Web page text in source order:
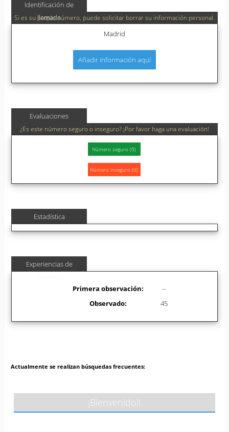
Identificación de
llamada
Si es su propio número, puede solicitar borrar su información personal.
Madrid
Añadir información aquí
Evaluaciones
¿Es este número seguro o inseguro? ¡Por favor haga una evaluación!
Estadística
Experiencias de
Primera observación:
--
Observado:
45
Actualmente se realizan búsquedas frecuentes:
¡Bienvenido!!